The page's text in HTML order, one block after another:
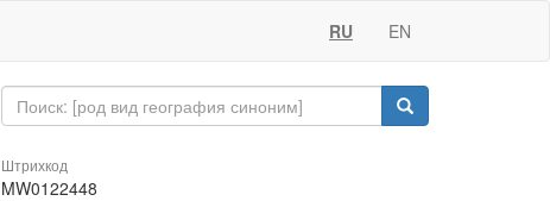
RU EN
Штрихкод
MW0122448